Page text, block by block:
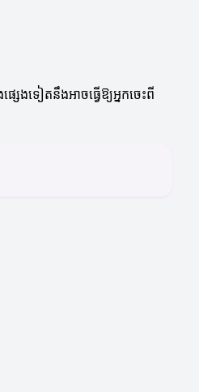
ងទៀតនឹងអាចធ្វើឱ្យអ្នកចេះពី